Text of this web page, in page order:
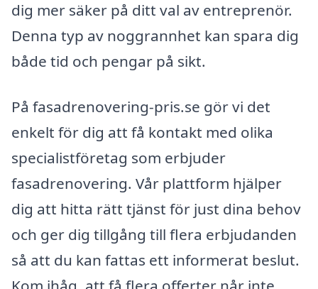
dig mer säker på ditt val av entreprenör.
Denna typ av noggrannhet kan spara dig
både tid och pengar på sikt.
På fasadrenovering-pris.se gör vi det
enkelt för dig att få kontakt med olika
specialistföretag som erbjuder
fasadrenovering. Vår plattform hjälper
dig att hitta rätt tjänst för just dina behov
och ger dig tillgång till flera erbjudanden
så att du kan fattas ett informerat beslut.